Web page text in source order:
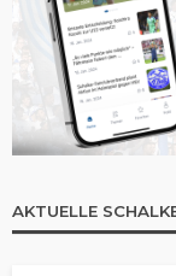
AKTUELLE